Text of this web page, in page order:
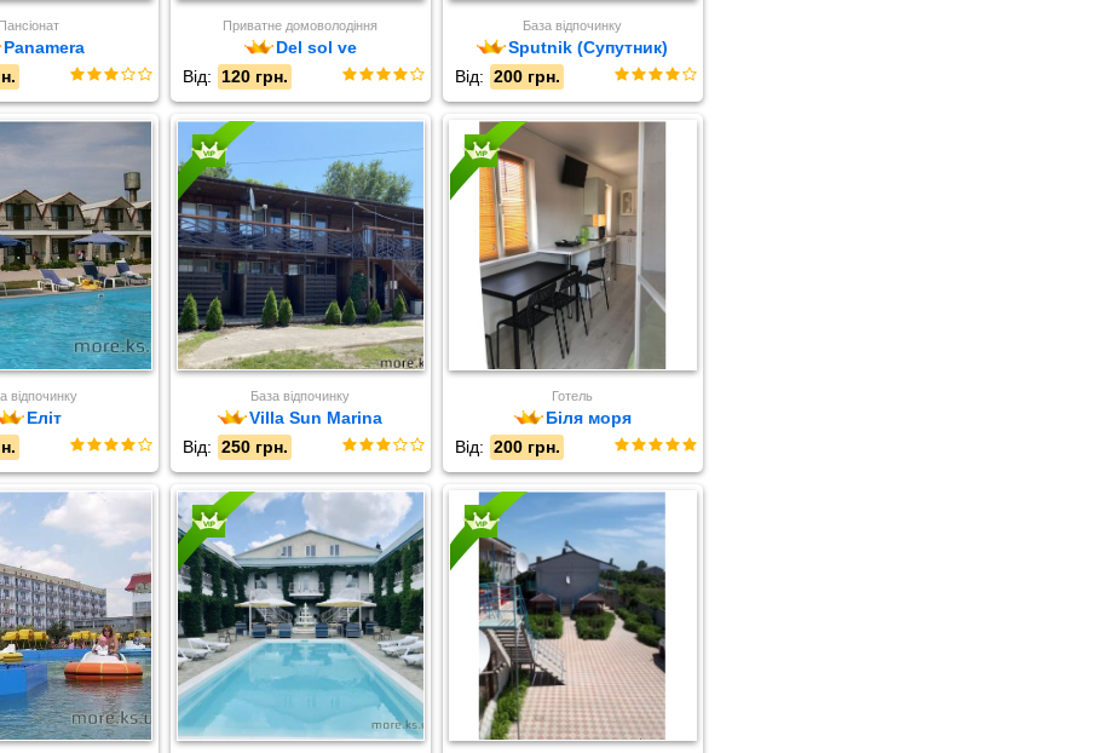
Пансіонат
Panamera
Приватне домоволодіння
Del sol ve
Від: 120 грн.
База відпочинку
Sputnik (Супутник)
Від: 200 грн.
відпочинку
Еліт
База відпочинку
Villa Sun Marina
Від: 250 грн.
Готель
Біля моря
Від: 200 грн.